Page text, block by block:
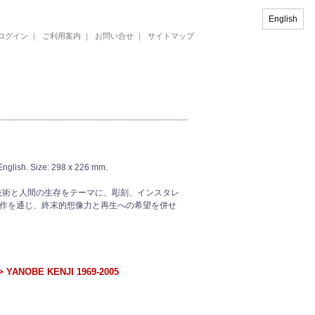
グイン ｜ ご利用案内 ｜ お問い合せ ｜ サイトマップ
Size: 298 x 226 mm.
と人間の生存をテーマに、彫刻、インスタレ
を通じ、終末的想像力と再生への希望を併せ
YANOBE KENJI 1969-2005
English